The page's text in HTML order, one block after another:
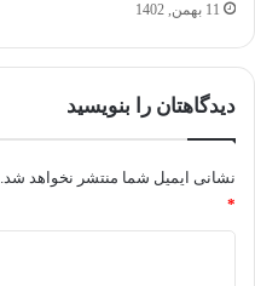
11 بهمن, 1402
دیدگاهتان را بنویسید
نشانی ایمیل شما منتشر نخواهد شد.
*